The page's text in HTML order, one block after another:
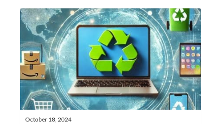
October 18, 2024